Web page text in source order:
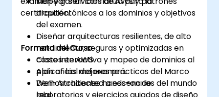
certificación.
arquitectónicos a los dominios y objetivos
del examen.
Diseñar arquitecturas resilientes, de alto
rendimiento, seguras y optimizadas en
costos en AWS.
Aplicar las mejores prácticas del Marco
Well-Architected a escenarios del mundo
Formato del Curso
Clase interactiva y mapeo de dominios al
plan oficial del examen.
Demostraciones hands-on de